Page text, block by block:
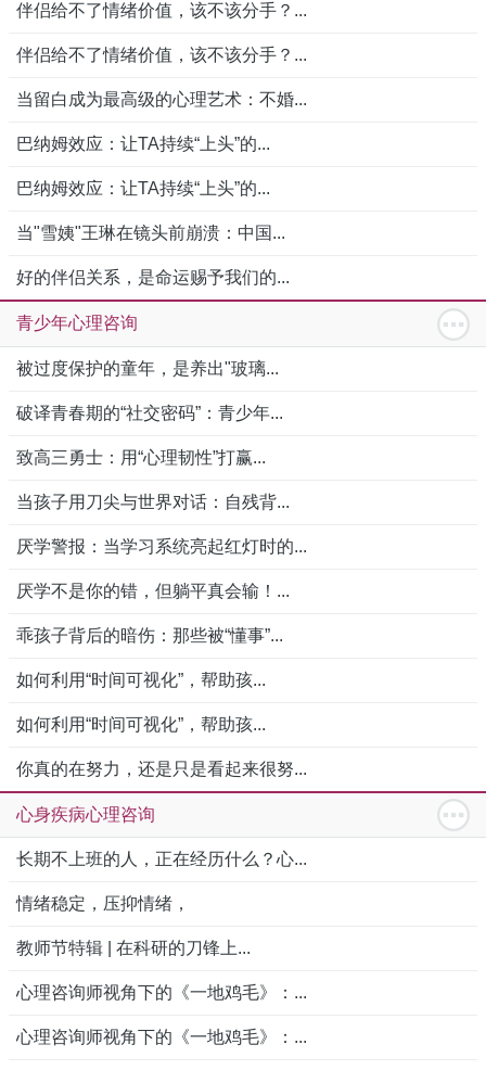
伴侣给不了情绪价值，该不该分手？...
伴侣给不了情绪价值，该不该分手？...
当留白成为最高级的心理艺术：不婚...
巴纳姆效应：让TA持续“上头”的...
巴纳姆效应：让TA持续“上头”的...
当"雪姨"王琳在镜头前崩溃：中国...
好的伴侣关系，是命运赐予我们的...
青少年心理咨询
被过度保护的童年，是养出"玻璃...
破译青春期的“社交密码”：青少年...
致高三勇士：用“心理韧性”打赢...
当孩子用刀尖与世界对话：自残背...
厌学警报：当学习系统亮起红灯时的...
厌学不是你的错，但躺平真会输！...
乖孩子背后的暗伤：那些被“懂事”...
如何利用“时间可视化”，帮助孩...
如何利用“时间可视化”，帮助孩...
你真的在努力，还是只是看起来很努...
心身疾病心理咨询
长期不上班的人，正在经历什么？心...
情绪稳定，压抑情绪，
教师节特辑 | 在科研的刀锋上...
心理咨询师视角下的《一地鸡毛》：...
心理咨询师视角下的《一地鸡毛》：...